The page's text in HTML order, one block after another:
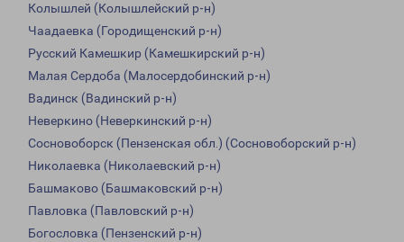
Колышлей (Колышлейский р-н)
Чаадаевка (Городищенский р-н)
Русский Камешкир (Камешкирский р-н)
Малая Сердоба (Малосердобинский р-н)
Вадинск (Вадинский р-н)
Неверкино (Неверкинский р-н)
Сосновоборск (Пензенская обл.) (Сосновоборский р-н)
Николаевка (Николаевский р-н)
Башмаково (Башмаковский р-н)
Павловка (Павловский р-н)
Богословка (Пензенский р-н)